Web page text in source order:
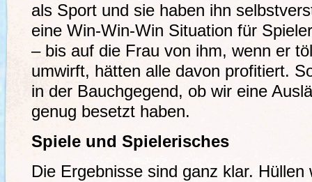
als Sport und sie haben ihn
eine Win-Win-Win Situation für
– bis auf die Frau von ihm, wenn er
umwirft, hätten alle davon profitiert.
in der Bauchgegend, ob wir eine
genug besetzt haben.
Spiele und Spielerisches
Die Ergebnisse sind ganz klar.